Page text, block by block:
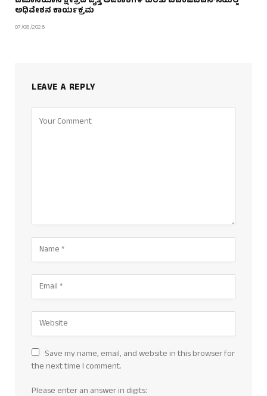
ಅಧಿವೇಶನ ಕಾರ್ಯಕ್ರಮ
07/08/2026
LEAVE A REPLY
Save my name, email, and website in this browser for
the next time I comment.
Please enter an answer in digits: